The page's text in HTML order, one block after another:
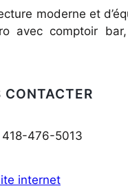
moderne et
avec comptoir
CONTACTER
418-476-5013
internet